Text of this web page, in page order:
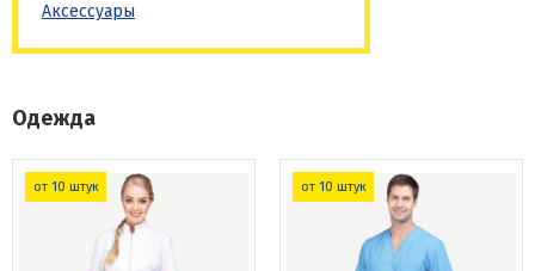
Аксессуары
Одежда
от 10 штук от 10 штук